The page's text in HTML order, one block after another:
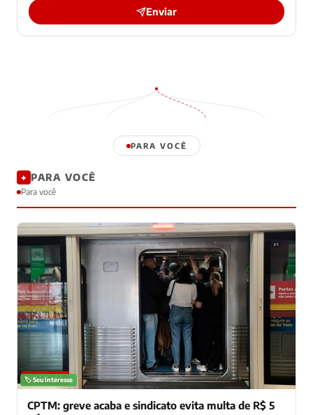
Enviar
PARA VOCÊ
✦ PARA VOCÊ
Para você
NOTÍCIAS
🏷️ Seu interesse
CPTM: greve acaba e sindicato evita multa de R$ 5